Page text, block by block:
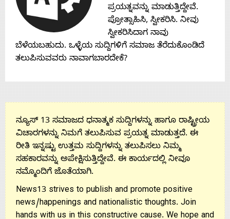
ಪ್ರಯತ್ನವನ್ನು ಮಾಡುತ್ತಿದ್ದೇವೆ.
ಪ್ರೋತ್ಸಾಹಿಸಿ, ಸ್ವೀಕರಿಸಿ. ನೀವು
ಸ್ವೀಕರಿಸಿದಾಗ ನಾವು
ಬೆಳೆಯಬಹುದು. ಒಳ್ಳೆಯ ಸುದ್ದಿಗಳಿಗೆ ಸಮಾಜ ತೆರೆದುಕೊಂಡಿದೆ
ತಲುಪಿಸುವವರು ನಾವಾಗಬಾರದೇಕೆ?
ನ್ಯೂಸ್ 13 ಸಮಾಜದ ಧನಾತ್ಮಕ ಸುದ್ದಿಗಳನ್ನು ಹಾಗೂ ರಾಷ್ಟ್ರೀಯ
ವಿಚಾರಗಳನ್ನು ನಿಮಗೆ ತಲುಪಿಸುವ ಪ್ರಯತ್ನ ಮಾಡುತ್ತದೆ. ಈ
ರೀತಿ ಇನ್ನಷ್ಟು ಉತ್ತಮ ಸುದ್ದಿಗಳನ್ನು ತಲುಪಿಸಲು ನಿಮ್ಮ
ಸಹಕಾರವನ್ನು ಅಪೇಕ್ಷಿಸುತ್ತಿದ್ದೇವೆ. ಈ ಕಾರ್ಯದಲ್ಲಿ ನೀವೂ
ನಮ್ಮೊಂದಿಗೆ ಜೊತೆಯಾಗಿ.
News13 strives to publish and promote positive
news/happenings and nationalistic thoughts. Join
hands with us in this constructive cause. We hope and